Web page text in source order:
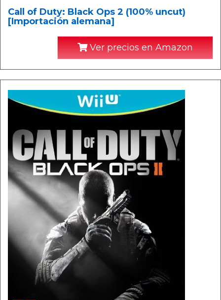
Call of Duty: Black Ops 2 (100% uncut)
[Importación alemana]
Ver precios en Amazon